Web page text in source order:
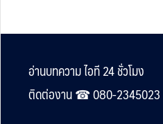
Footer
อ่านบทความ ไอที 24 ชั่วโมง
ติดต่องาน ☎︎ 080-2345023